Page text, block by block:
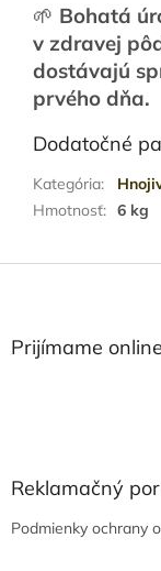
🌱 Bohatá
v zdravej
dostávajú
prvého dňa.
Dodatočné
Kategória:
Hmotnosť: 6 kg
Z
Prijímame
Reklamačný
Podmienky ochrany